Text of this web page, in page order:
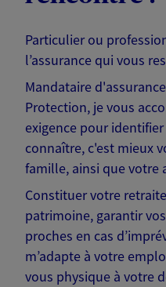
Particulier ou
l’assurance qui vous
Mandataire
Protection, je vous
exigence pour
connaître, c'est mieux
famille, ainsi que votre
Constituer votre
patrimoine, garantir
proches en cas
m’adapte à votre
vous physique à votre